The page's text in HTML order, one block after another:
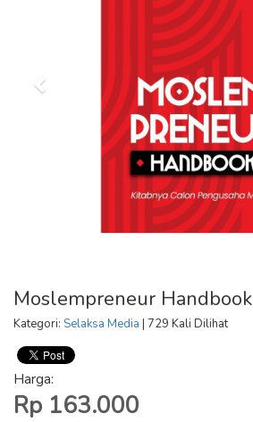
Moslempreneur Handbook
Kategori: Selaksa Media | 729 Kali Dilihat
Harga:
Rp 163.000